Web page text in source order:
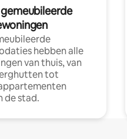
hebben alle
van thuis, van
tot
de stad.